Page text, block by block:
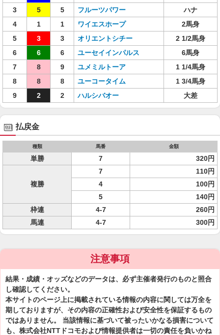
3
5 5 フルーツパワー
ハナ
4
1 1 ワイエスホープ
2馬身
5
3 3 オリエントシチー
2 1/2馬身
6
6 6 ユーセイインパルス
6馬身
7
8 9 ユメミルトーア
1 1/4馬身
8
8 8 ユーコータイム
1 3/4馬身
9
2 2 ハルシバオー 大差
払戻金
種類 馬番 金額
単勝 7 320円
複勝
7
110円
4
100円
5
140円
枠連
4-7
260円
馬連
4-7 300円
注意事項
結果・成績・オッズなどのデータは、必ず主催者発行のものと照合
し確認してください。
本サイトのページ上に掲載されている情報の内容に関しては万全を
期しておりますが、その内容の正確性および安全性を保証するもの
ではありません。 当該情報に基づいて被ったいかなる損害について
も、株式会社NTTドコモおよび情報提供者は一切の責任を負いかね